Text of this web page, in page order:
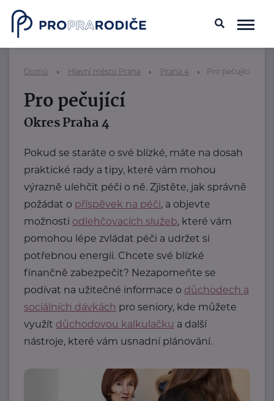
Domů Hlavní město Praha Praha 4 Pro pečující
Pro pečující
Okres Praha 4
Pokud se staráte o své blízké, máte na dosah
praktické rady a tipy, které vám mohou
výrazně ulehčit péči o ně. Zjistěte, jak správně
požádat o příspěvek na péči, a objevte
možnosti odlehčovacích služeb, které vám
pomohou lépe zvládat péči a udržet si
potřebnou energii. Chcete své blízké
finančně zabezpečit? Nezapomeňte se
podívat na užitečné informace o důchodech a
sociálních dávkách pro seniory, kde můžete
využít důchodovou kalkulačku a další
nástroje, které vám usnadní plánování.